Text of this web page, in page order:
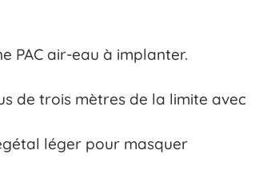
PAC air-eau à implanter.
de trois mètres de la limite avec
léger pour masquer